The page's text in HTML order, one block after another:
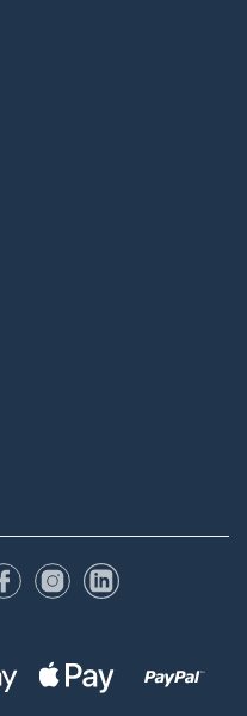
FacebookuInstagramu
LinkedIn